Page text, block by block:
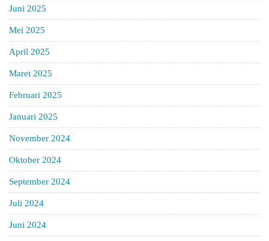
Juni 2025
Mei 2025
April 2025
Maret 2025
Februari 2025
Januari 2025
November 2024
Oktober 2024
September 2024
Juli 2024
Juni 2024